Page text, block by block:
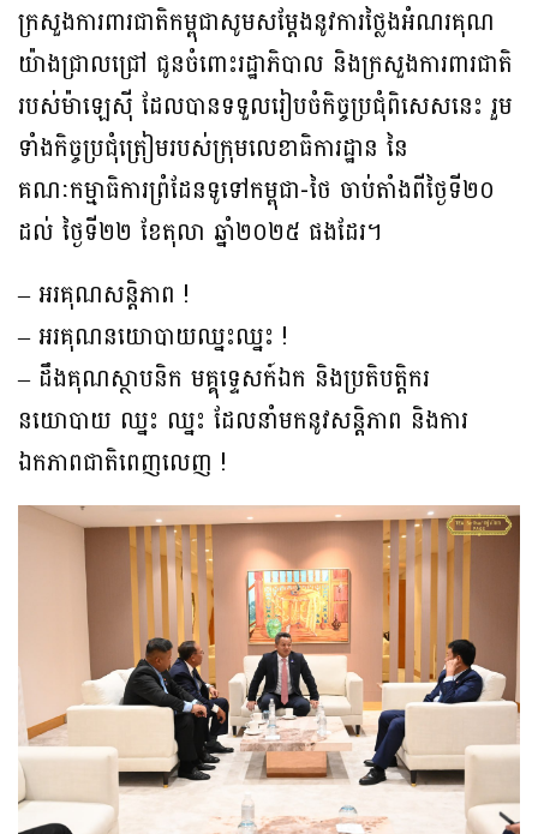
ក្រសួងការពារជាតិកម្ពុជាសូមសម្តែងនូវការថ្លៃងអំណរគុណ
យ៉ាងជ្រាលជ្រៅ ជូនចំពោះរដ្ឋាភិបាល និងក្រសួងការពារជាតិ
របស់ម៉ាឡេស៊ី ដែលបានទទួលរៀបចំកិច្ចប្រជុំពិសេសនេះ រួម
ទាំងកិច្ចប្រជុំត្រៀមរបស់ក្រុមលេខាធិការដ្ឋាន នៃ
គណៈកម្មាធិការព្រំដែនទូទៅកម្ពុជា-ថៃ ចាប់តាំងពីថ្ងៃទី២០
ដល់ ថ្ងៃទី២២ ខែតុលា ឆ្នាំ២០២៥ ផងដែរ។
– អរគុណសន្តិភាព !
– អរគុណនយោបាយឈ្នះឈ្នះ !
– ដឹងគុណស្ថាបនិក មគ្គុទ្ទេសក៍ឯក និងប្រតិបតិ្តករ
នយោបាយ ឈ្នះ ឈ្នះ ដែលនាំមកនូវសន្តិភាព និងការ
ឯកភាពជាតិពេញលេញ !